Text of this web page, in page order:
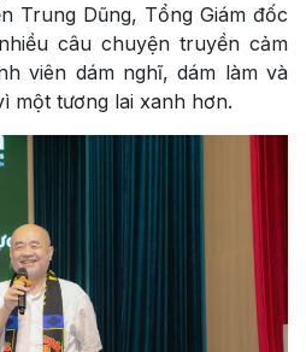
Trung Dũng, Tổng Giám đốc
câu chuyện truyền cảm
viên dám nghĩ, dám làm và
một tương lai xanh hơn.